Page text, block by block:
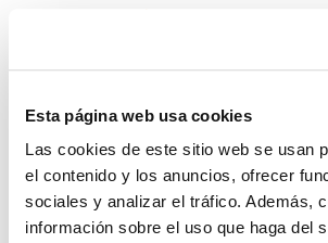
Esta página web usa cookies
Las cookies de este sitio web se usan
el contenido y los anuncios, ofrecer
sociales y analizar el tráfico. Además,
información sobre el uso que haga del
ELA